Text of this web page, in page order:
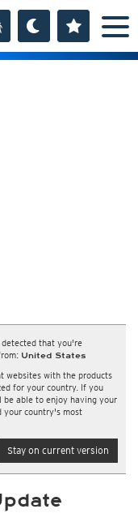
that you're
United States
websites with the products
for your country. If you
able to enjoy having your
your country's most
Stay on current version